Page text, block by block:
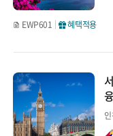
EWP601 혜택적용